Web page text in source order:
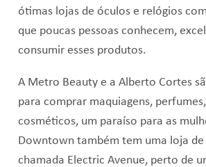
ótimas lojas de óculos e relógios
que poucas pessoas conhecem,
consumir esses produtos.
A Metro Beauty e a Alberto Cortes
para comprar maquiagens,
cosméticos, um paraíso para as
Downtown também tem uma loja
chamada Electric Avenue, perto de